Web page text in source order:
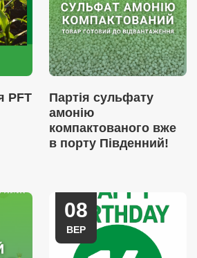
PFT
Партія сульфату
амонію
компактованого вже
в порту Південний!
08
ВЕР